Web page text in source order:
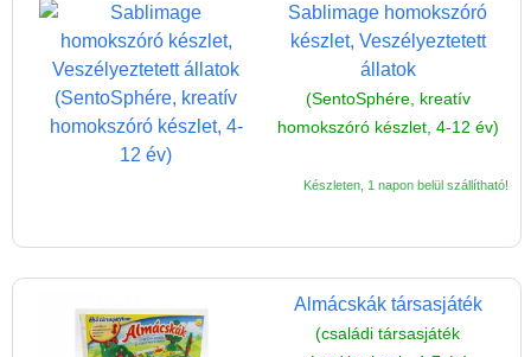
Sablimage homokszóró
készlet, Veszélyeztetett
állatok
(SentoSphére, kreatív
homokszóró készlet, 4-12 év)
Készleten, 1 napon belül szállítható!
Almácskák társasjáték
(családi társasjáték